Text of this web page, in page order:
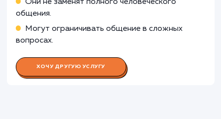
Работа Тестировщика
Работа Специалиста по
Работа Специалиста по